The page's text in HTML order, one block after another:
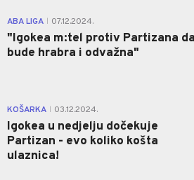
ABA LIGA 07.12.2024.
"Igokea m:tel protiv Partizana da
bude hrabra i odvažna"
KOŠARKA 03.12.2024.
Igokea u nedjelju dočekuje
Partizan - evo koliko košta
ulaznica!